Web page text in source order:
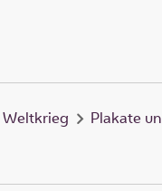
Weltkrieg Plakate